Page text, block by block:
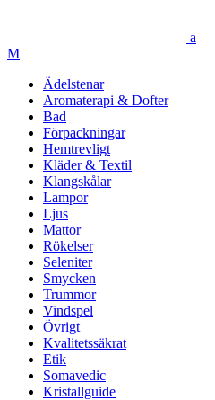
Ädelstenar
Aromaterapi & Dofter
Bad
Förpackningar
Hemtrevligt
Kläder & Textil
Klangskålar
Lampor
Ljus
Mattor
Rökelser
Seleniter
Smycken
Trummor
Vindspel
Övrigt
Kvalitetssäkrat
Etik
Somavedic
Kristallguide